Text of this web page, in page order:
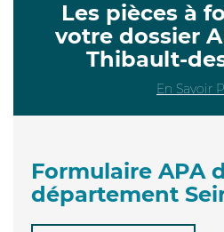
Les pièces à
votre dossier
Thibault-
En Savoir
Formulaire APA
département